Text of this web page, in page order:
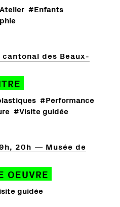
#Enfants
cantonal des Beaux-
#Performance
#Visite guidée
20h
Musée de
OEUVRE
guidée